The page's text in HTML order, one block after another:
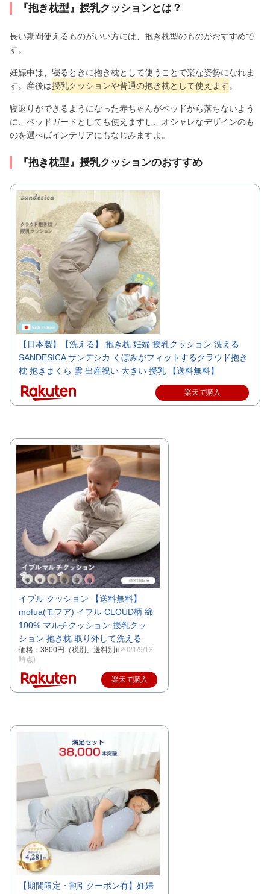
『抱き枕型』授乳クッションとは？
長い期間使えるものがいい方には、抱き枕型のものがおすすめで
す。
妊娠中は、寝るときに抱き枕として使うことで楽な姿勢になれま
す。産後は授乳クッションや普通の抱き枕として使えます。
寝返りができるようになった赤ちゃんがベッドから落ちないよう
に、ベッドガードとしても使えますし、オシャレなデザインのも
のを選べばインテリアにもなじみますよ。
『抱き枕型』授乳クッションのおすすめ
【日本製】【洗える】 抱き枕 妊婦 授乳クッション 洗える
SANDESICA サンデシカ くぼみがフィットするクラウド抱き
枕 抱きまくら 雲 出産祝い 大きい 授乳 【送料無料】
楽天で購入
イブル クッション 【送料無料】
mofua(モフア) イブル CLOUD柄 綿
100% マルチクッション 授乳クッ
ション 抱き枕 取り外して洗える
価格：3800円（税別、送料別)(2021/9/13
時点)
楽天で購入
【期間限定・割引クーポン有】妊婦